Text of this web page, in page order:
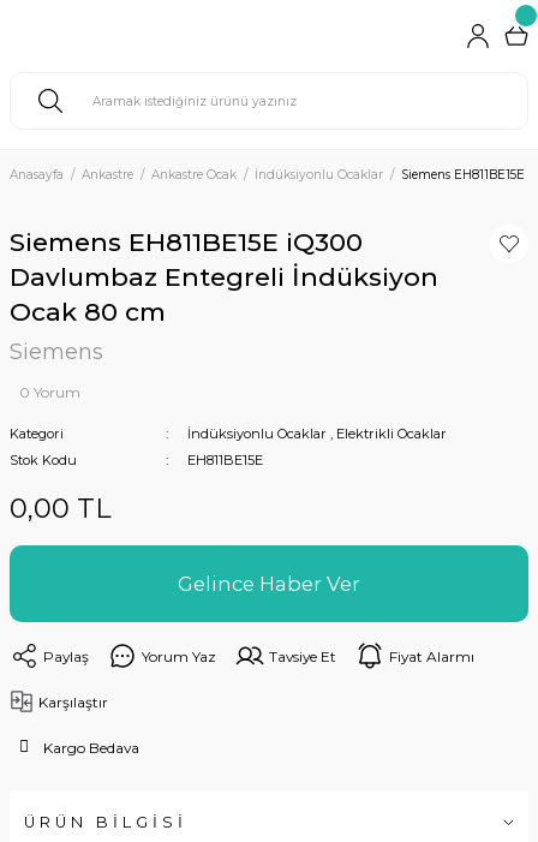
Anasayfa Ankastre Ankastre Ocak İndüksiyonlu Ocaklar Siemens
Siemens EH811BE15E iQ300
Davlumbaz Entegreli İndüksiyon
Ocak 80 cm
Siemens
0 Yorum
Kategori İndüksiyonlu Ocaklar , Elektrikli Ocaklar
Stok Kodu
EH811BE15E
0,00 TL
Gelince Haber Ver
Paylaş Yorum Yaz Tavsiye Et Fiyat Alarmı
Karşılaştır
Kargo Bedava
ÜRÜN BİLGİSİ